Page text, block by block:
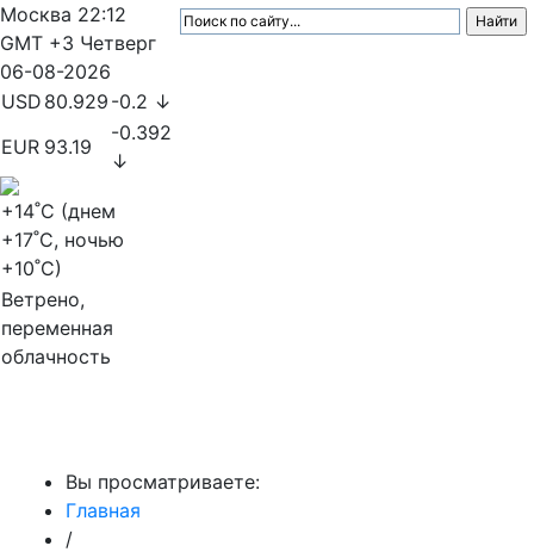
Москва 22:12
GMT +3 Четверг
06-08-2026
USD 80.929 -0.2 ↓
EUR 93.19
-0.392
↓
+14˚C (днем
+17˚C, ночью
+10˚C)
Ветрено,
переменная
облачность
Вы просматриваете:
Главная
/